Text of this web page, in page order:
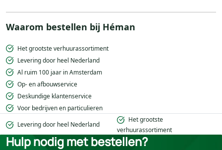
Waarom bestellen bij Héman
Het grootste verhuurassortiment
Levering door heel Nederland
Al ruim 100 jaar in Amsterdam
Op- en afbouwservice
Deskundige klantenservice
Voor bedrijven en particulieren
Levering door heel Nederland
Het grootste
verhuurassortiment
Hulp nodig met bestellen?